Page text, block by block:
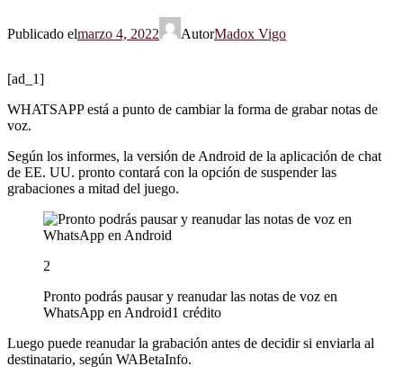
Publicado elmarzo 4, 2022 AutorMadox Vigo
[ad_1]
WHATSAPP está a punto de cambiar la forma de grabar notas de
voz.
Según los informes, la versión de Android de la aplicación de chat
de EE. UU. pronto contará con la opción de suspender las
grabaciones a mitad del juego.
2
Pronto podrás pausar y reanudar las notas de voz en
WhatsApp en Android1 crédito
Luego puede reanudar la grabación antes de decidir si enviarla al
destinatario, según WABetaInfo.